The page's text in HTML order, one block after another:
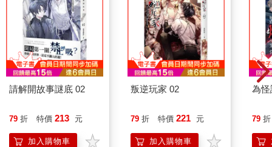
機只有現在。」
一線陽光重新露頭，和光罩散發的溫暖勾結，使得平原及提蘭城
之間的湖冰變薄，夏季熱氣最終將融化山腳處阻礙通行的積雪，
開啟通往提蘭的陸路。走陸路會稍微安全一些，但就連最樂觀的
凱多內人亦心知肚明，部族絕不可能撐到那個時候。「惡光」已
奪走太多能狩獵的動物，以及他們可以儲存來度過「幽深長夜」
的夏季作物。
阿拉斯調整女兒在他雙臂中的位置，四歲的卡菈醒了過來。
「爸爸，」她睡眼惺忪地問。「托米爾舅舅回來了嗎？」
「回來啦，甜心，他就在這兒。」阿拉斯看到卡菈一臉擔憂，便
請解開故事謎底 02
79 折 特價 213 元
加入購物車
叛逆玩家 02
79 折 特價 221 元
加入購物車
為怪
79 折